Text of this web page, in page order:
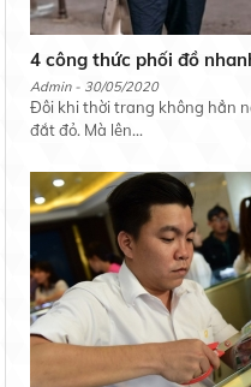
4 công thức phối đồ
Admin - 30/05/2020
Đôi khi thời trang không hẳn
đắt đỏ. Mà lên...